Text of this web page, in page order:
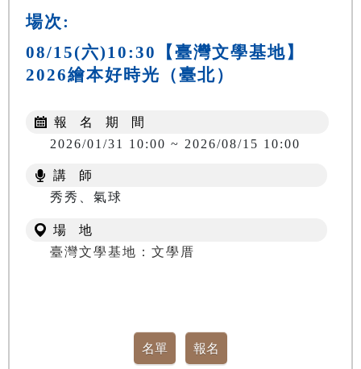
場次:
08/15(六)10:30【臺灣文學基地】
2026繪本好時光（臺北）
報 名 期 間
2026/01/31 10:00 ~ 2026/08/15 10:00
講 師
秀秀、氣球
場 地
臺灣文學基地：文學厝